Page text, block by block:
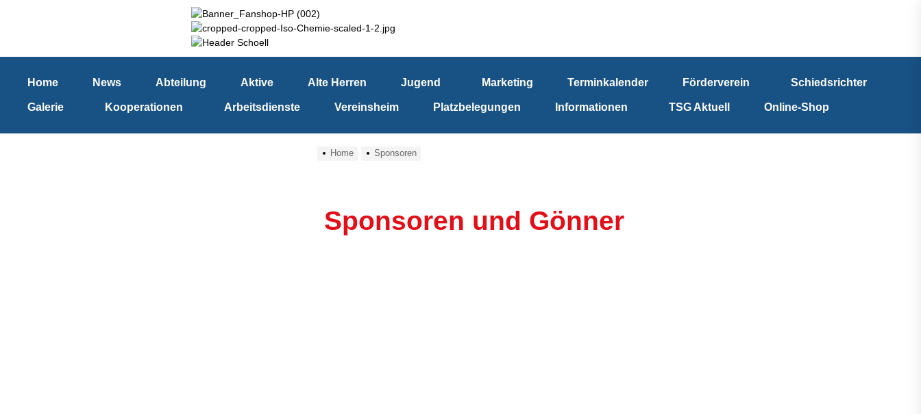
Home News Abteilung Aktive Alte Herren Jugend Marketing Terminkalender Förderverein Schiedsrichter
Galerie Kooperationen Arbeitsdienste Vereinsheim Platzbelegungen Informationen TSG Aktuell Online-Shop
Home Sponsoren
Sponsoren und Gönner